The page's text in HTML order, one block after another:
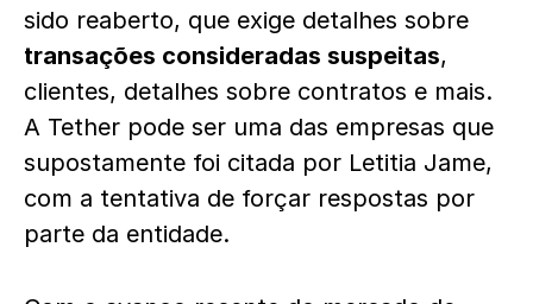
sido reaberto, que exige detalhes sobre
transações consideradas suspeitas,
clientes, detalhes sobre contratos e mais.
A Tether pode ser uma das empresas que
supostamente foi citada por Letitia Jame,
com a tentativa de forçar respostas por
parte da entidade.